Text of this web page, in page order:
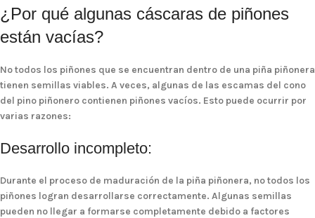
¿Por qué algunas cáscaras de piñones
están vacías?
No todos los piñones que se encuentran dentro de una piña piñonera
tienen semillas viables. A veces, algunas de las escamas del cono
del pino piñonero contienen piñones vacíos. Esto puede ocurrir por
varias razones:
Desarrollo incompleto:
Durante el proceso de maduración de la piña piñonera, no todos los
piñones logran desarrollarse correctamente. Algunas semillas
pueden no llegar a formarse completamente debido a factores